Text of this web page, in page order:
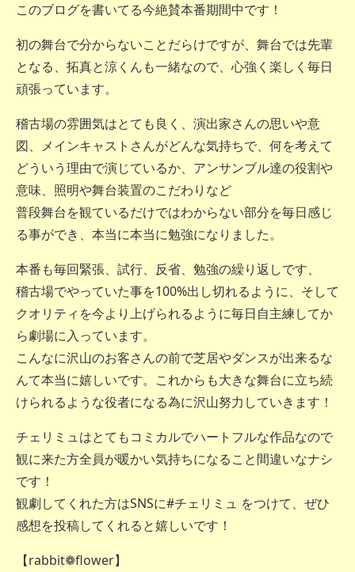
このブログを書いてる今絶賛本番期間中です！
初の舞台で分からないことだらけですが、舞台では先輩
となる、拓真と涼くんも一緒なので、心強く楽しく毎日
頑張っています。
稽古場の雰囲気はとても良く、演出家さんの思いや意
図、メインキャストさんがどんな気持ちで、何を考えて
どういう理由で演じているか、アンサンブル達の役割や
意味、照明や舞台装置のこだわりなど
普段舞台を観ているだけではわからない部分を毎日感じ
る事ができ、本当に本当に勉強になりました。
本番も毎回緊張、試行、反省、勉強の繰り返しです、
稽古場でやっていた事を100%出し切れるように、そして
クオリティを今より上げられるように毎日自主練してか
ら劇場に入っています。
こんなに沢山のお客さんの前で芝居やダンスが出来るな
んて本当に嬉しいです。これからも大きな舞台に立ち続
けられるような役者になる為に沢山努力していきます！
チェリミュはとてもコミカルでハートフルな作品なので
観に来た方全員が暖かい気持ちになること間違いなナシ
です！
観劇してくれた方はSNSに#チェリミュ をつけて、ぜひ
感想を投稿してくれると嬉しいです！
【rabbit❁flower】